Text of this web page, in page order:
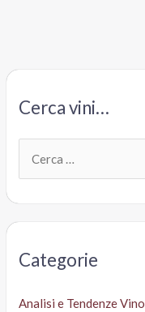
Cerca vini…
Categorie
Analisi e Tendenze Vino